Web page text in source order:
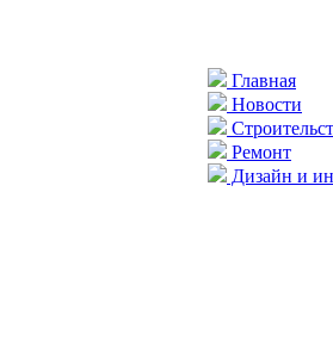
Главная
Новости
Ремонт
Дизайн и